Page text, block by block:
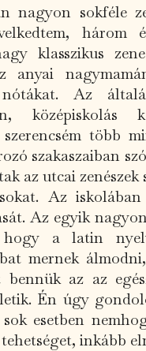
nagyon sokféle
három
klasszikus
anyai
nótákat. Az
több
szakaszaiban
az utcai
Az
Az egyik
a latin
mernek
az az
Én úgy
esetben
inkább